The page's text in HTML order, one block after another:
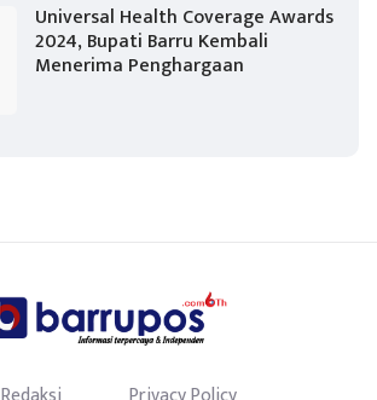
Universal Health Coverage Awards
2024, Bupati Barru Kembali
Menerima Penghargaan